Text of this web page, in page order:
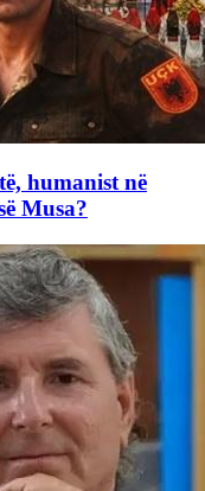
humanist në
Musa?